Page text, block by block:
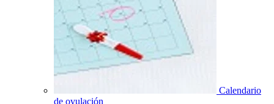
Calendario
de ovulación